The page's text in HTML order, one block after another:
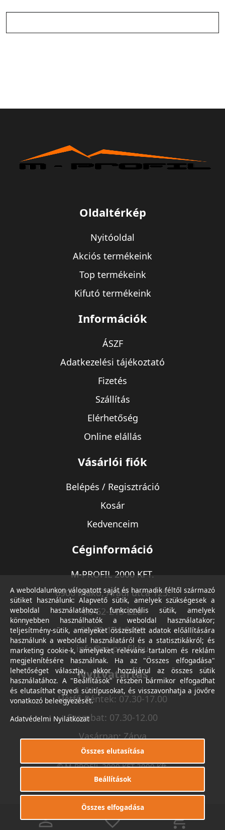
0
Oldaltérkép
Nyitóoldal
Akciós termékeink
Top termékeink
Kifutó termékeink
Információk
ÁSZF
Adatkezelési tájékoztató
Fizetés
Szállítás
Elérhetőség
Online elállás
Vásárlói fiók
Belépés / Regisztráció
Kosár
Kedvenceim
Céginformáció
M-PROFIL 2000 KFT.
6900 Makó, Aradi utca 125.
06-62-213-220
06-30-174-9490
info@m-profil.hu
Nyitvatartás
Hétfő-Péntek: 07.30-17.00
Szombat: 07.30-12.00
Vasárnap: Zárva
© M-PROFIL 2000 KFT 2000 Kft.
Minden jog fenntartva.
KészítetteI.T.C. Kft.
A weboldalunkon válogatott saját és harmadik féltől származó
sütiket használunk: Alapvető sütik, amelyek szükségesek a
weboldal használatához; funkcionális sütik, amelyek
könnyebben használhatók a weboldal használatakor;
teljesítmény-sütik, amelyeket összesített adatok előállítására
használunk a weboldal használatáról és a statisztikákról; és
marketing cookie-k, amelyeket releváns tartalom és reklám
megjelenítésére használnak. Ha az "Összes elfogadása"
lehetőséget választja, akkor hozzájárul az összes sütik
használatához. A "Beállítások" részben bármikor elfogadhat
és elutasíthat egyedi sütitípusokat, és visszavonhatja a jövőre
vonatkozó beleegyezését.
Adatvédelmi Nyilatkozat
Összes elutasítása
Beállítások
Összes elfogadása